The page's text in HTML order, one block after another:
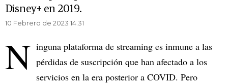
Disney+ en 2019.
10 Febrero de 2023 14.31
N inguna plataforma de streaming es inmune a las
pérdidas de suscripción que han afectado a los
servicios en la era posterior a COVID. Pero